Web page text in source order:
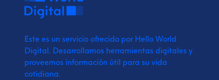
Este es un servicio ofrecido por Hello World
Digital. Desarrollamos herramientas digitales y
proveemos información útil para su vida
cotidiana.